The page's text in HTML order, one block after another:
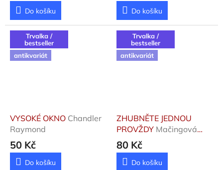
Do košíku Do košíku
Trvalka /
bestseller
antikvariát
VYSOKÉ OKNO Chandler
Raymond
50 Kč
Do košíku
Trvalka /
bestseller
antikvariát
ZHUBNĚTE JEDNOU
PROVŽDY Mačingová
Antónia
80 Kč
Do košíku